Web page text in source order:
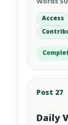
Words
Access
Post 27
Daily